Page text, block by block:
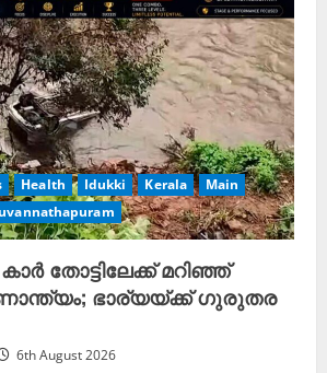
Health Idukki Kerala
Main
തോട്ടിലേക്ക് മറിഞ്ഞ്
ഭാര്യയ്ക്ക് ഗുരുതര
6th August 2026